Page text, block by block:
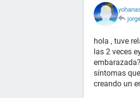
hola , tuve
las 2 veces
síntomas
creando un